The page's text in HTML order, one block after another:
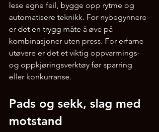
lese egne feil, bygge opp rytme og
automatisere teknikk. For nybegynnere
er det en trygg måte å øve på
kombinasjoner uten press. For erfarne
utøvere er det et viktig oppvarmings-
og oppkjøringsverktøy før sparring
eller konkurranse.
Pads og sekk, slag med
motstand